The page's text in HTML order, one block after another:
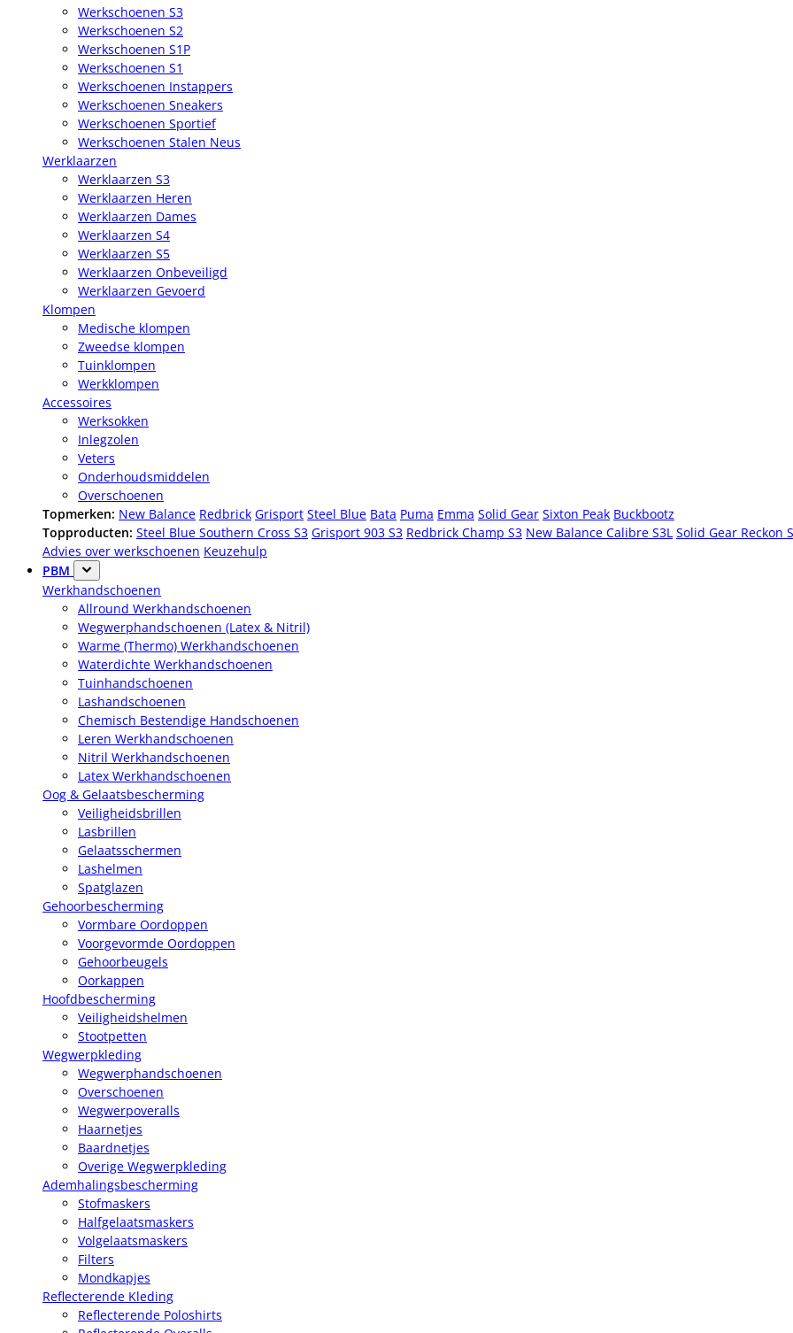
Werkschoenen S3
Werkschoenen S2
Werkschoenen S1P
Werkschoenen S1
Werkschoenen Instappers
Werkschoenen Sneakers
Werkschoenen Sportief
Werkschoenen Stalen Neus
Werklaarzen
Werklaarzen S3
Werklaarzen Heren
Werklaarzen Dames
Werklaarzen S4
Werklaarzen S5
Werklaarzen Onbeveiligd
Werklaarzen Gevoerd
Klompen
Medische klompen
Zweedse klompen
Tuinklompen
Werkklompen
Accessoires
Werksokken
Inlegzolen
Veters
Onderhoudsmiddelen
Overschoenen
Topmerken: New Balance Redbrick Grisport Steel Blue Bata Puma Emma Solid Gear Sixton Peak Buckbootz
Topproducten: Steel Blue Southern Cross S3 Grisport 903 S3 Redbrick Champ S3 New Balance Calibre S3L Solid Gear Reckon
Advies over werkschoenen Keuzehulp
PBM
Werkhandschoenen
Allround Werkhandschoenen
Wegwerphandschoenen (Latex & Nitril)
Warme (Thermo) Werkhandschoenen
Waterdichte Werkhandschoenen
Tuinhandschoenen
Lashandschoenen
Chemisch Bestendige Handschoenen
Leren Werkhandschoenen
Nitril Werkhandschoenen
Latex Werkhandschoenen
Oog & Gelaatsbescherming
Veiligheidsbrillen
Lasbrillen
Gelaatsschermen
Lashelmen
Spatglazen
Gehoorbescherming
Vormbare Oordoppen
Voorgevormde Oordoppen
Gehoorbeugels
Oorkappen
Hoofdbescherming
Veiligheidshelmen
Stootpetten
Wegwerpkleding
Wegwerphandschoenen
Overschoenen
Wegwerpoveralls
Haarnetjes
Baardnetjes
Overige Wegwerpkleding
Ademhalingsbescherming
Stofmaskers
Halfgelaatsmaskers
Volgelaatsmaskers
Filters
Mondkapjes
Reflecterende Kleding
Reflecterende Poloshirts